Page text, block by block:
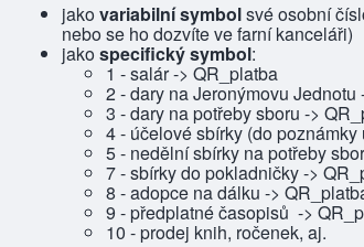
jakovariabilní symbolsvé osobní
nebo se ho dozvíte ve farní kanceláři)
jakospecifický symbol:
1 - salár -> QR_platba
2 - dary na Jeronýmovu Jednotu
3 - dary na potřeby sboru ->
4 - účelové sbírky (do poznámky
5 - nedělní sbírky na potřeby
7 - sbírky do pokladničky->
8 - adopce na dálku ->
9 - předplatné časopisů ->
10 - prodej knih, ročenek, aj.